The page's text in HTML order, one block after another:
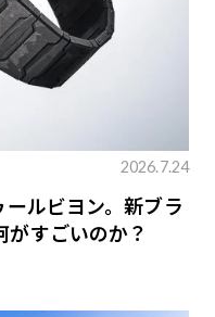
2026.7.24
ルビヨン。新ブラ
がすごいのか？